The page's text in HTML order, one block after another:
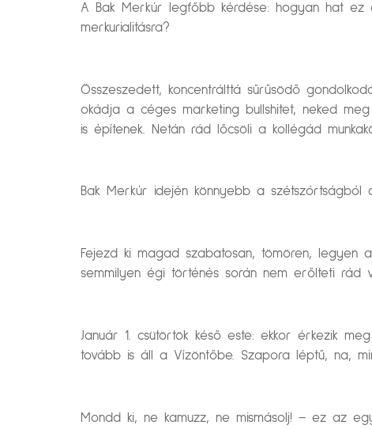
A Bak Merkúr legfőbb kérdése: hogyan hat ez
merkurialitásra?
Összeszedett, koncentrálttá sűrűsödő
okádja a céges marketing bullshitet, neked
is építenek. Netán rád lőcsöli a kollégád
Bak Merkúr idején könnyebb a szétszórtságból
Fejezd ki magad szabatosan, tömören, legyen
semmilyen égi történés során nem erőlteti rád
Január 1. csütörtök késő este: ekkor érkezik
tovább is áll a Vízöntőbe. Szapora léptű, na,
Mondd ki, ne kamuzz, ne mismásolj! – ez az